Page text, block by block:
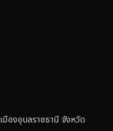
มืองอุบลราชธานี จังหวัด